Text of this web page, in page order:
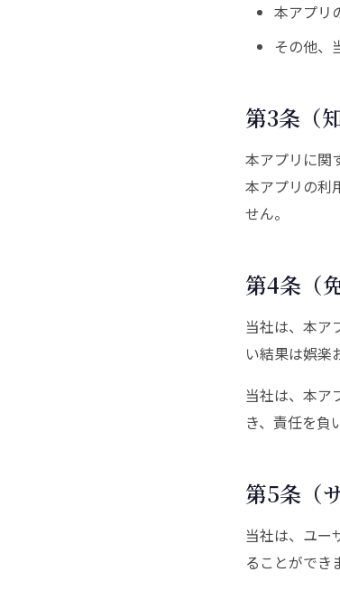
本アプリ
その他、
第3条（
本アプリに関
本アプリの利
せん。
第4条（
当社は、本ア
い結果は娯楽
当社は、本ア
き、責任を負
第5条（
当社は、ユー
ることができ